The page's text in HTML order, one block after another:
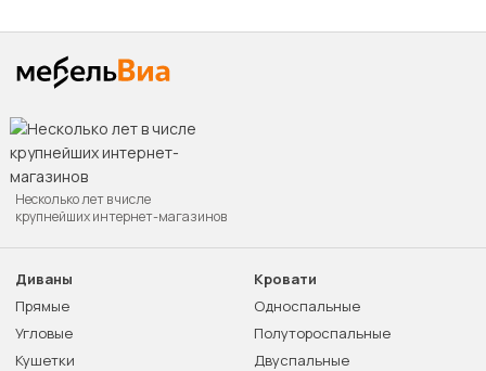
Несколько лет в числе
крупнейших интернет-магазинов
Диваны
Прямые
Угловые
Кушетки
Кровати
Односпальные
Полутороспальные
Двуспальные